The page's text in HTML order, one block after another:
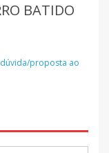
BATIDO
proposta ao